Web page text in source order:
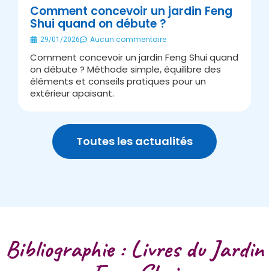
Comment concevoir un jardin Feng
Shui quand on débute ?
29/01/2026 Aucun commentaire
Comment concevoir un jardin Feng Shui quand
on débute ? Méthode simple, équilibre des
éléments et conseils pratiques pour un
extérieur apaisant.
Toutes les actualités
Bibliographie : Livres du Jardin